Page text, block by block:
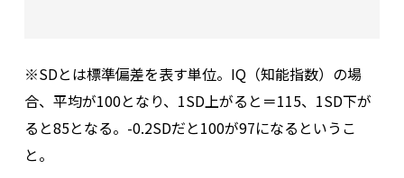
※SDとは標準偏差を表す単位。IQ（知能指数）の場
合、平均が100となり、1SD上がると＝115、1SD下が
ると85となる。-0.2SDだと100が97になるというこ
と。